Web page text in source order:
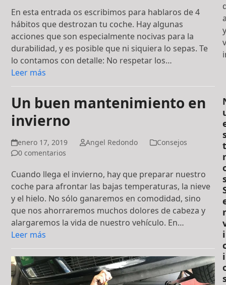
En esta entrada os escribimos para hablaros de 4
hábitos que destrozan tu coche. Hay algunas
acciones que son especialmente nocivas para la
durabilidad, y es posible que ni siquiera lo sepas. Te
lo contamos con detalle: No respetar los…
Leer más
Un buen mantenimiento en
invierno
enero 17, 2019 Angel Redondo
Consejos
0 comentarios
Cuando llega el invierno, hay que preparar nuestro
coche para afrontar las bajas temperaturas, la nieve
y el hielo. No sólo ganaremos en comodidad, sino
que nos ahorraremos muchos dolores de cabeza y
alargaremos la vida de nuestro vehículo. En…
Leer más
y
t
r
r
i
i